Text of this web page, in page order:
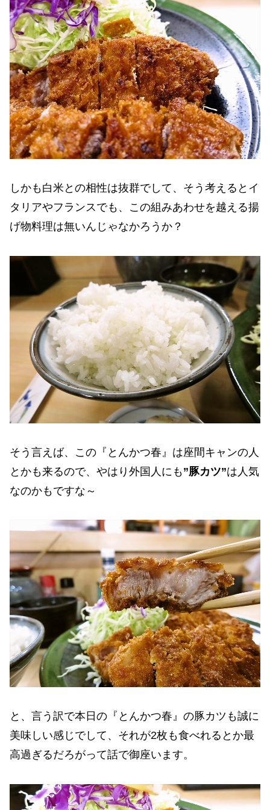
しかも白米との相性は抜群でして、そう考えるとイ
タリアやフランスでも、この組みあわせを越える揚
げ物料理は無いんじゃなかろうか？
そう言えば、この『とんかつ春』は座間キャンの人
とかも来るので、やはり外国人にも”豚カツ”は人気
なのかもですな～
と、言う訳で本日の『とんかつ春』の豚カツも誠に
美味しい感じでして、それが2枚も食べれるとか最
高過ぎるだろがって話で御座います。